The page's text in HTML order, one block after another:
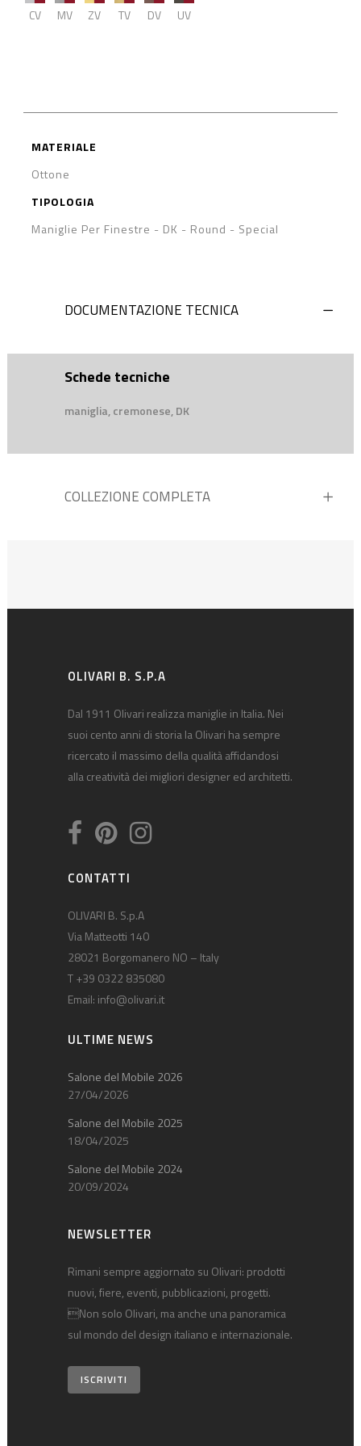
CV MV ZV TV DV UV
MATERIALE
Ottone
TIPOLOGIA
Maniglie Per Finestre - DK - Round - Special
DOCUMENTAZIONE TECNICA
Schede tecniche
maniglia, cremonese, DK
COLLEZIONE COMPLETA
OLIVARI B. S.P.A
Dal 1911 Olivari realizza maniglie in Italia. Nei
suoi cento anni di storia la Olivari ha sempre
ricercato il massimo della qualità affidandosi
alla creatività dei migliori designer ed architetti.
CONTATTI
OLIVARI B. S.p.A
Via Matteotti 140
28021 Borgomanero NO – Italy
T +39 0322 835080
Email: info@olivari.it
ULTIME NEWS
Salone del Mobile 2026
27/04/2026
Salone del Mobile 2025
18/04/2025
Salone del Mobile 2024
20/09/2024
NEWSLETTER
Rimani sempre aggiornato su Olivari: prodotti
nuovi, fiere, eventi, pubblicazioni, progetti.
Non solo Olivari, ma anche una panoramica
sul mondo del design italiano e internazionale.
ISCRIVITI